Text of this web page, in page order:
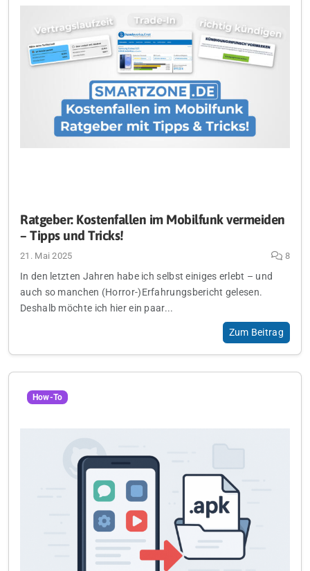
Ratgeber: Kostenfallen im Mobilfunk vermeiden
– Tipps und Tricks!
21. Mai 2025 8
In den letzten Jahren habe ich selbst einiges erlebt – und
auch so manchen (Horror-)Erfahrungsbericht gelesen.
Deshalb möchte ich hier ein paar...
Zum Beitrag
How-To